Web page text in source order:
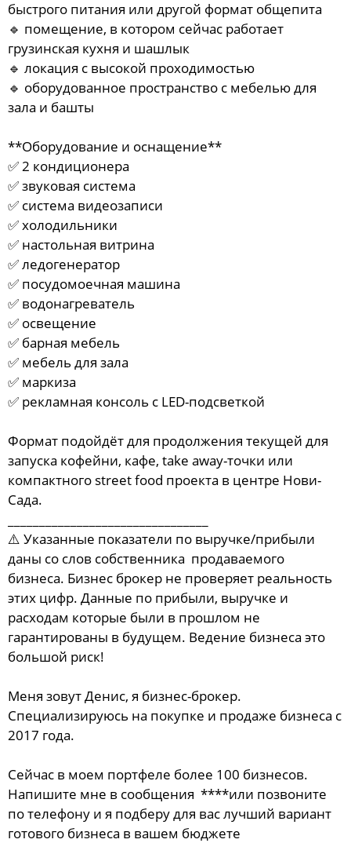
быстрого питания или другой формат общепита
🔹 помещение, в котором сейчас работает
грузинская кухня и шашлык
🔹 локация с высокой проходимостью
🔹 оборудованное пространство с мебелью для
зала и башты
**Оборудование и оснащение**
✅ 2 кондиционера
✅ звуковая система
✅ система видеозаписи
✅ холодильники
✅ настольная витрина
✅ ледогенератор
✅ посудомоечная машина
✅ водонагреватель
✅ освещение
✅ барная мебель
✅ мебель для зала
✅ маркиза
✅ рекламная консоль с LED-подсветкой
Формат подойдёт для продолжения текущей для
запуска кофейни, кафе, take away-точки или
компактного street food проекта в центре Нови-
Сада.
⚠️ Указанные показатели по выручке/прибыли
даны со слов собственника продаваемого
бизнеса. Бизнес брокер не проверяет реальность
этих цифр. Данные по прибыли, выручке и
расходам которые были в прошлом не
гарантированы в будущем. Ведение бизнеса это
большой риск!
Меня зовут Денис, я бизнес-брокер.
Специализируюсь на покупке и продаже бизнеса с
2017 года.
Сейчас в моем портфеле более 100 бизнесов.
Напишите мне в сообщения ****или позвоните
по телефону и я подберу для вас лучший вариант
готового бизнеса в вашем бюджете